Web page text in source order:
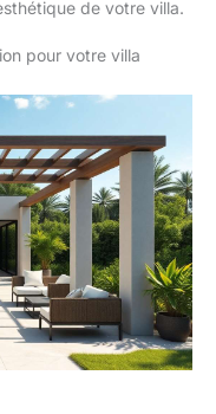
de votre villa.
pour votre villa